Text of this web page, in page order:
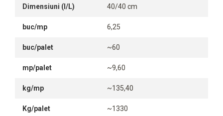
Dimensiuni (l/L) 40/40 cm
buc/mp 6,25
buc/palet ~60
mp/palet ~9,60
kg/mp ~135,40
Kg/palet ~1330